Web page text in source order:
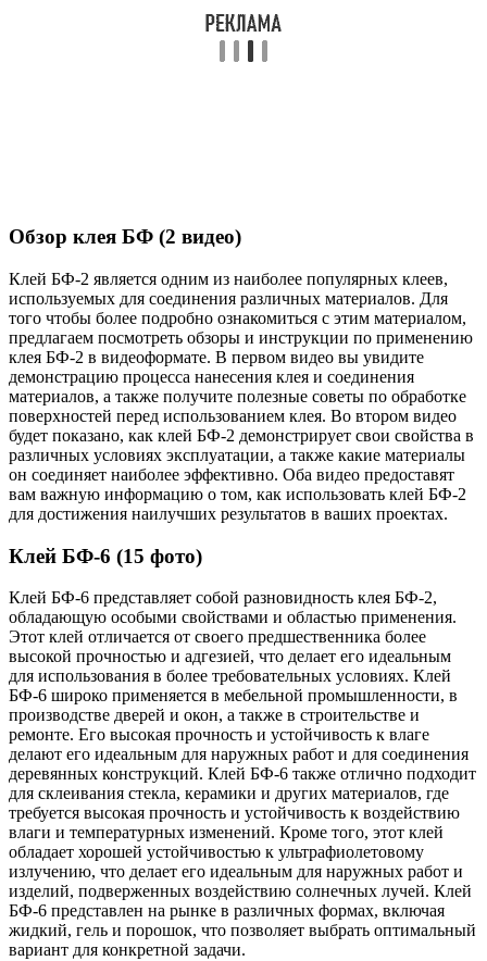
Обзор клея БФ (2 видео)
Клей БФ-2 является одним из наиболее популярных клеев,
используемых для соединения различных материалов. Для
того чтобы более подробно ознакомиться с этим материалом,
предлагаем посмотреть обзоры и инструкции по применению
клея БФ-2 в видеоформате. В первом видео вы увидите
демонстрацию процесса нанесения клея и соединения
материалов, а также получите полезные советы по обработке
поверхностей перед использованием клея. Во втором видео
будет показано, как клей БФ-2 демонстрирует свои свойства в
различных условиях эксплуатации, а также какие материалы
он соединяет наиболее эффективно. Оба видео предоставят
вам важную информацию о том, как использовать клей БФ-2
для достижения наилучших результатов в ваших проектах.
Клей БФ-6 (15 фото)
Клей БФ-6 представляет собой разновидность клея БФ-2,
обладающую особыми свойствами и областью применения.
Этот клей отличается от своего предшественника более
высокой прочностью и адгезией, что делает его идеальным
для использования в более требовательных условиях. Клей
БФ-6 широко применяется в мебельной промышленности, в
производстве дверей и окон, а также в строительстве и
ремонте. Его высокая прочность и устойчивость к влаге
делают его идеальным для наружных работ и для соединения
деревянных конструкций. Клей БФ-6 также отлично подходит
для склеивания стекла, керамики и других материалов, где
требуется высокая прочность и устойчивость к воздействию
влаги и температурных изменений. Кроме того, этот клей
обладает хорошей устойчивостью к ультрафиолетовому
излучению, что делает его идеальным для наружных работ и
изделий, подверженных воздействию солнечных лучей. Клей
БФ-6 представлен на рынке в различных формах, включая
жидкий, гель и порошок, что позволяет выбрать оптимальный
вариант для конкретной задачи.